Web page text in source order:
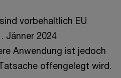
vorbehaltlich EU
Jänner 2024
Anwendung ist jedoch
offengelegt wird.